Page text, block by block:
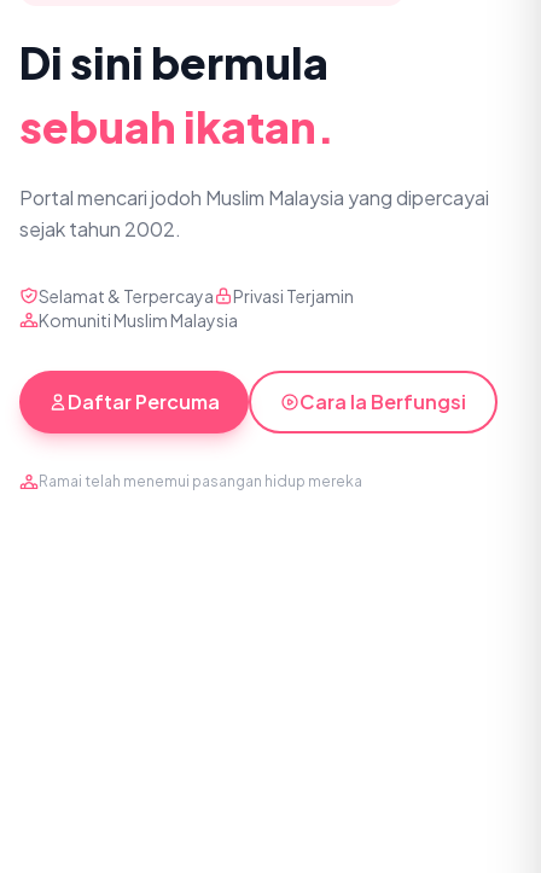
Di sini bermula
sebuah ikatan.
Portal mencari jodoh Muslim Malaysia yang dipercayai
sejak tahun 2002.
Selamat & Terpercaya
Privasi Terjamin
Komuniti Muslim Malaysia
Daftar Percuma Cara Ia Berfungsi
Ramai telah menemui pasangan hidup mereka